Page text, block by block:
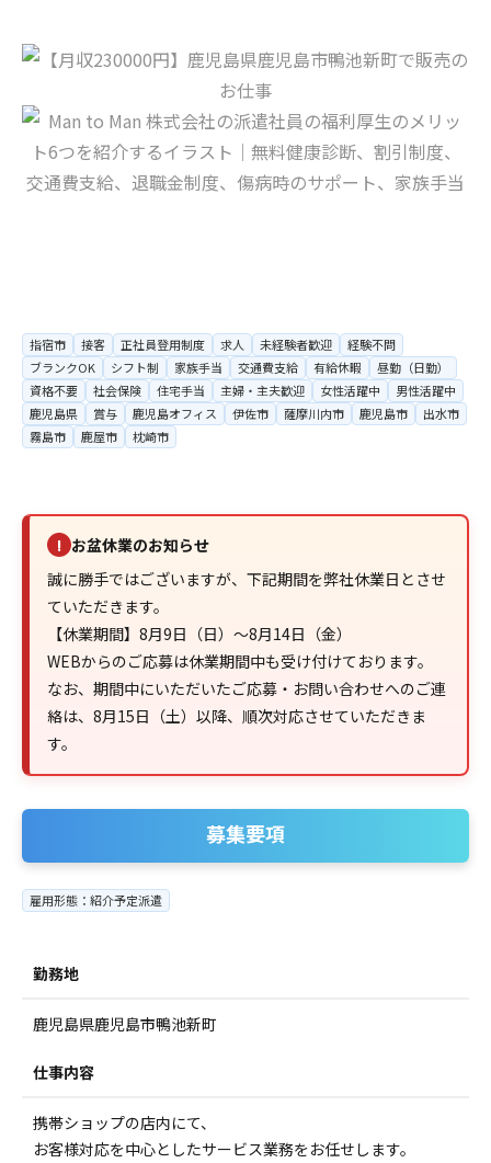
指宿市 接客 正社員登用制度 求人 未経験者歓迎
経験不問
ブランクOK
シフト制 家族手当 交通費支給 有給休暇
昼勤（日勤）
資格不要
社会保険 住宅手当 主婦・主夫歓迎 女性活躍中
男性活躍中
鹿児島県
賞与 鹿児島オフィス 伊佐市 薩摩川内市 鹿児島市
出水市
霧島市
鹿屋市 枕崎市
! お盆休業のお知らせ
誠に勝手ではございますが、下記期間を弊社休業日とさせ
ていただきます。
【休業期間】8月9日（日）～8月14日（金）
WEBからのご応募は休業期間中も受け付けております。
なお、期間中にいただいたご応募・お問い合わせへのご連
絡は、8月15日（土）以降、順次対応させていただきま
す。
募集要項
雇用形態：紹介予定派遣
勤務地
鹿児島県鹿児島市鴨池新町
仕事内容
携帯ショップの店内にて、
お客様対応を中心としたサービス業務をお任せします。